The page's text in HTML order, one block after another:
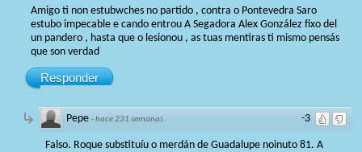
Amigo ti non estubwches no partido , contra o Pontevedra Saro
estubo impecable e cando entrou A Segadora Alex González fixo del
un pandero , hasta que o lesionou , as tuas mentiras ti mismo pensás
que son verdad
Responder
-3
Pepe ·hace 231 semanas
Falso. Roque substituíu o merdán de Guadalupe noinuto 81. A